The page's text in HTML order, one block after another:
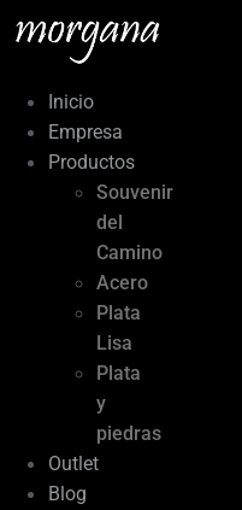
contenido
Inicio
Empresa
Productos
Souvenir
del
Camino
Acero
Plata
Lisa
Plata
y
piedras
Outlet
Blog